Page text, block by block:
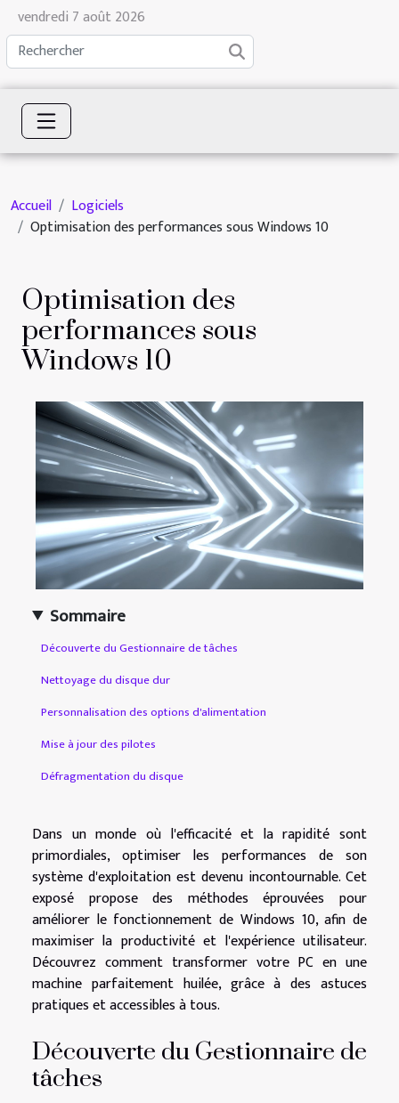
vendredi 7 août 2026
Accueil
Logiciels
Optimisation des performances sous Windows 10
Optimisation des
performances sous
Windows 10
Sommaire
Découverte du Gestionnaire de tâches
Nettoyage du disque dur
Personnalisation des options d'alimentation
Mise à jour des pilotes
Défragmentation du disque
Dans un monde où l'efficacité et la rapidité sont
primordiales, optimiser les performances de son
système d'exploitation est devenu incontournable. Cet
exposé propose des méthodes éprouvées pour
améliorer le fonctionnement de Windows 10, afin de
maximiser la productivité et l'expérience utilisateur.
Découvrez comment transformer votre PC en une
machine parfaitement huilée, grâce à des astuces
pratiques et accessibles à tous.
Découverte du Gestionnaire de
tâches